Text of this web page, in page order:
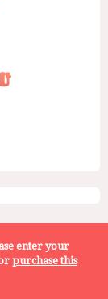
un consiglio
enter your
purchase this